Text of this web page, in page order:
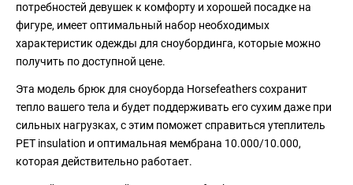
потребностей девушек к комфорту и хорошей посадке на
фигуре, имеет оптимальный набор необходимых
характеристик одежды для сноубординга, которые можно
получить по доступной цене.
Эта модель брюк для сноуборда Horsefeathers сохранит
тепло вашего тела и будет поддерживать его сухим даже при
сильных нагрузках, с этим поможет справиться утеплитель
PET insulation и оптимальная мембрана 10.000/10.000,
которая действительно работает.